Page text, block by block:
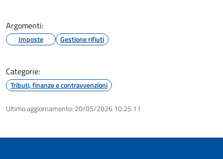
Argomenti:
Imposte Gestione rifiuti
Categorie:
Tributi, finanze e contravvenzioni
Ultimo aggiornamento: 20/05/2026 10:25.11